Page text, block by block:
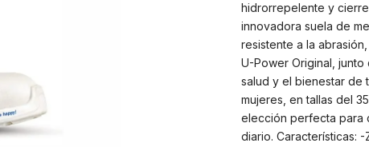
hidrorrepelente y
innovadora suela de
resistente a la
U-Power Original,
salud y el bienestar de
mujeres, en tallas del
elección perfecta para
diario. Características: